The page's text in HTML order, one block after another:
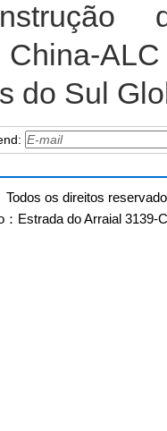
China-
do Sul
Todos os direitos
：Estrada do Arraial